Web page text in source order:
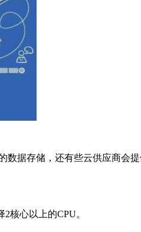
据存储，还有些云供应商会
核心以上的CPU。